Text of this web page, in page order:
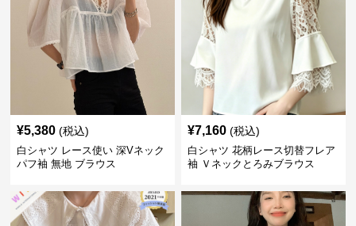
¥5,380 (税込)
白シャツ レース使い 深Vネック
パフ袖 無地 ブラウス
¥7,160 (税込)
白シャツ 花柄レース切替フレア
袖 Ｖネックとろみブラウス